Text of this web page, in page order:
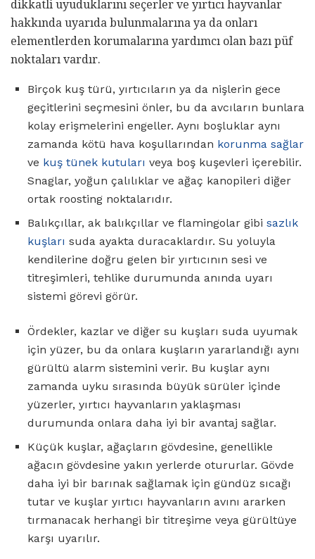
dikkatli uyuduklarını seçerler ve yırtıcı hayvanlar
hakkında uyarıda bulunmalarına ya da onları
elementlerden korumalarına yardımcı olan bazı püf
noktaları vardır.
Birçok kuş türü, yırtıcıların ya da nişlerin gece
geçitlerini seçmesini önler, bu da avcıların bunlara
kolay erişmelerini engeller. Aynı boşluklar aynı
zamanda kötü hava koşullarından korunma sağlar
ve kuş tünek kutuları veya boş kuşevleri içerebilir.
Snaglar, yoğun çalılıklar ve ağaç kanopileri diğer
ortak roosting noktalarıdır.
Balıkçıllar, ak balıkçıllar ve flamingolar gibi sazlık
kuşları suda ayakta duracaklardır. Su yoluyla
kendilerine doğru gelen bir yırtıcının sesi ve
titreşimleri, tehlike durumunda anında uyarı
sistemi görevi görür.
Ördekler, kazlar ve diğer su kuşları suda uyumak
için yüzer, bu da onlara kuşların yararlandığı aynı
gürültü alarm sistemini verir. Bu kuşlar aynı
zamanda uyku sırasında büyük sürüler içinde
yüzerler, yırtıcı hayvanların yaklaşması
durumunda onlara daha iyi bir avantaj sağlar.
Küçük kuşlar, ağaçların gövdesine, genellikle
ağacın gövdesine yakın yerlerde otururlar. Gövde
daha iyi bir barınak sağlamak için gündüz sıcağı
tutar ve kuşlar yırtıcı hayvanların avını ararken
tırmanacak herhangi bir titreşime veya gürültüye
karşı uyarılır.